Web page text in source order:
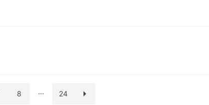
8 ... 24